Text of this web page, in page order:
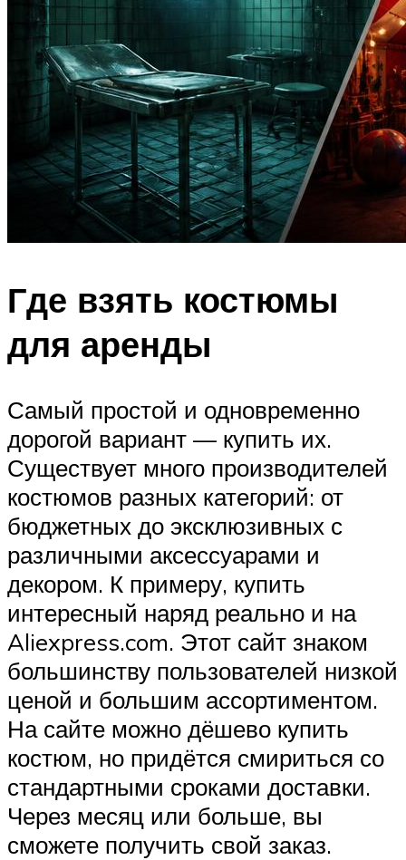
Где взять костюмы
для аренды
Самый простой и одновременно
дорогой вариант — купить их.
Существует много производителей
костюмов разных категорий: от
бюджетных до эксклюзивных с
различными аксессуарами и
декором. К примеру, купить
интересный наряд реально и на
Aliexpress.com. Этот сайт знаком
большинству пользователей низкой
ценой и большим ассортиментом.
На сайте можно дёшево купить
костюм, но придётся смириться со
стандартными сроками доставки.
Через месяц или больше, вы
сможете получить свой заказ.